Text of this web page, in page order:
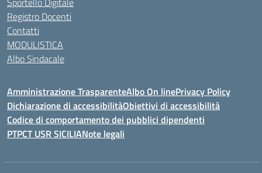
Registro Docenti
Contatti
MODULISTICA
Albo Sindacale
Amministrazione TrasparenteAlbo On linePrivacy Policy
Dichiarazione di accessibilitàObiettivi di accessibilità
Codice di comportamento dei pubblici dipendenti
PTPCT USR SICILIANote legali